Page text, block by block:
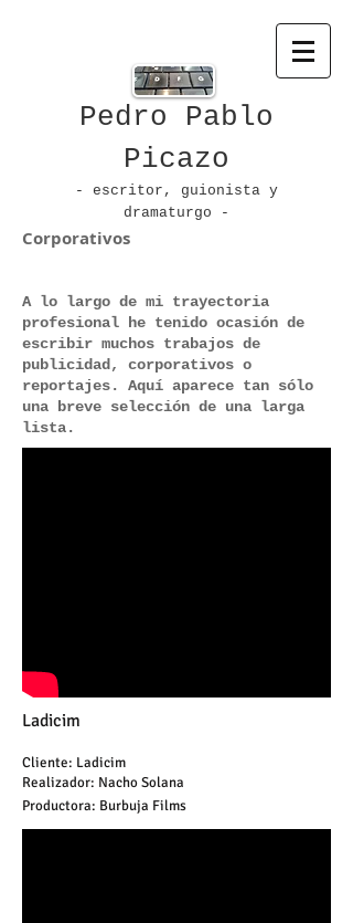
Pedro Pablo
Picazo
- escritor, guionista y
dramaturgo -
Corporativos
A lo largo de mi trayectoria
profesional he tenido ocasión de
escribir muchos trabajos de
publicidad, corporativos o
reportajes. Aquí aparece tan sólo
una breve selección de una larga
lista.
Ladicim
Cliente: Ladicim
Realizador: Nacho Solana
Productora: Burbuja Films